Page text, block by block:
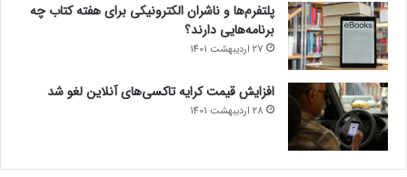
پلتفرم‌ها و ناشران الکترونیکی برای هفته کتاب چه
برنامه‌هایی دارند؟
27 اردیبهشت 1401
افزایش قیمت کرایه تاکسی‌های آنلاین لغو شد
28 اردیبهشت 1401